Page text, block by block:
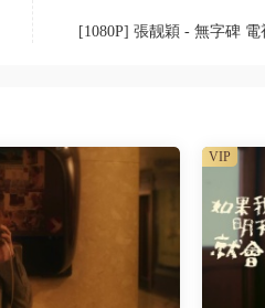
[1080P] 張靓穎 - 無字碑
VIP